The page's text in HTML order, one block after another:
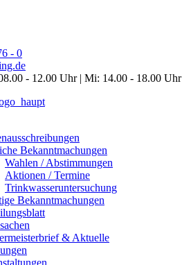
- 0
- 12.00 Uhr | Mi: 14.00 - 18.00 Uhr
Bekanntmachungen
Wahlen / Abstimmungen
Aktionen / Termine
Trinkwasseruntersuchung
Bekanntmachungen
& Aktuelle